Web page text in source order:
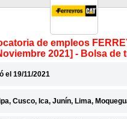
de empleos
2021] - Bolsa de
el 19/11/2021
Cusco, Ica, Junín, Lima,